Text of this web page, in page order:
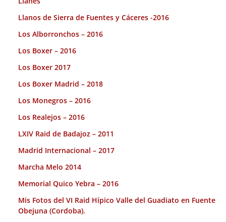
Llanos de Sierra de Fuentes y Cáceres -2016
Los Alborronchos – 2016
Los Boxer – 2016
Los Boxer 2017
Los Boxer Madrid – 2018
Los Monegros – 2016
Los Realejos – 2016
LXIV Raid de Badajoz – 2011
Madrid Internacional – 2017
Marcha Melo 2014
Memorial Quico Yebra – 2016
Mis Fotos del VI Raid Hípico Valle del Guadiato en Fuente
Obejuna (Cordoba).